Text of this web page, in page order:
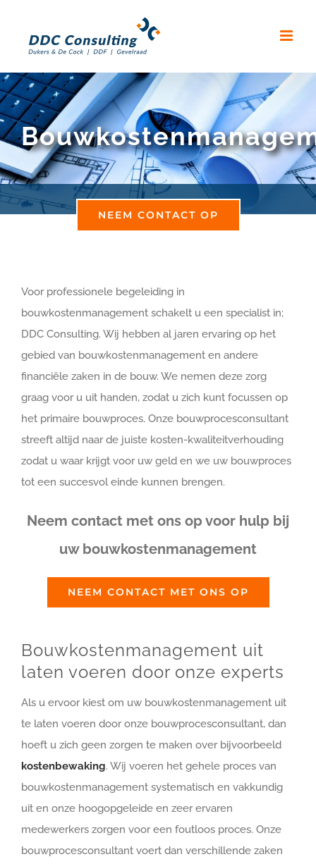
content
NEEM CONTACT OP
Voor professionele begeleiding in
bouwkostenmanagement schakelt u een specialist in;
DDC Consulting. Wij hebben al jaren ervaring op het
gebied van bouwkostenmanagement en andere
financiële zaken in de bouw. We nemen deze zorg
graag voor u uit handen, zodat u zich kunt focussen op
het primaire bouwproces. Onze bouwprocesconsultant
streeft altijd naar de juiste kosten-kwaliteitverhouding
zodat u waar krijgt voor uw geld en we uw bouwproces
tot een succesvol einde kunnen brengen.
Neem contact met ons op voor hulp bij
uw bouwkostenmanagement
NEEM CONTACT MET ONS OP
Bouwkostenmanagement uit
laten voeren door onze experts
Als u ervoor kiest om uw bouwkostenmanagement uit
te laten voeren door onze bouwprocesconsultant, dan
hoeft u zich geen zorgen te maken over bijvoorbeeld
kostenbewaking. Wij voeren het gehele proces van
bouwkostenmanagement systematisch en vakkundig
uit en onze hoogopgeleide en zeer ervaren
medewerkers zorgen voor een foutloos proces. Onze
bouwprocesconsultant voert dan verschillende zaken